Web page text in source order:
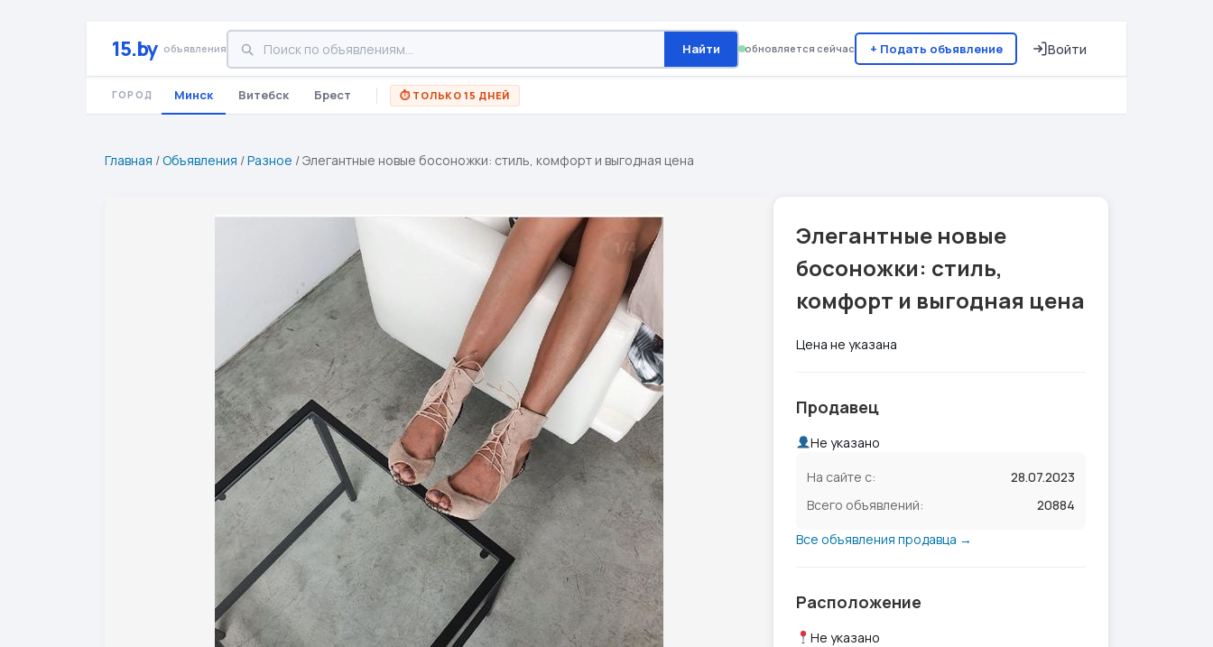
15.by объявления Найти обновляется сейчас + Подать объявление Войти
ГОРОД Минск Витебск Брест ⏱ ТОЛЬКО 15 ДНЕЙ
Главная /Объявления /Разное /Элегантные новые босоножки: стиль, комфорт и выгодная цена
Элегантные новые
босоножки: стиль,
комфорт и выгодная цена
Цена не указана
Продавец
Не указано
На сайте с:
28.07.2023
Всего объявлений:
20884
Все объявления продавца →
Расположение
Не указано